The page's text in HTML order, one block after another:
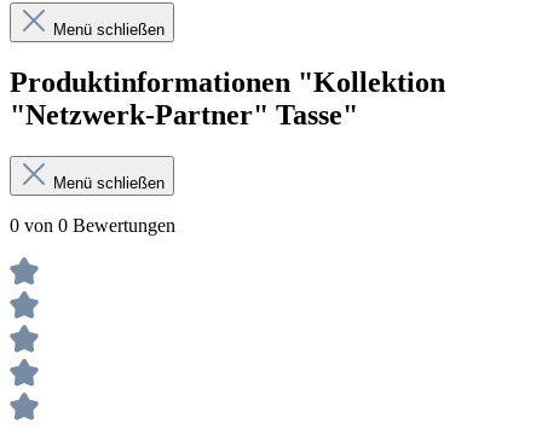
Menü schließen
Produktinformationen "Kollektion
"Netzwerk-Partner" Tasse"
Menü schließen
0 von 0 Bewertungen